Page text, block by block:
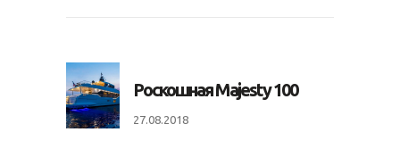
Роскошная Majesty 100
27.08.2018